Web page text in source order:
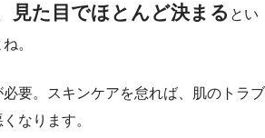
見た目でほとんど決まる とい
。
要。スキンケアを怠れば、肌のトラブ
なります。